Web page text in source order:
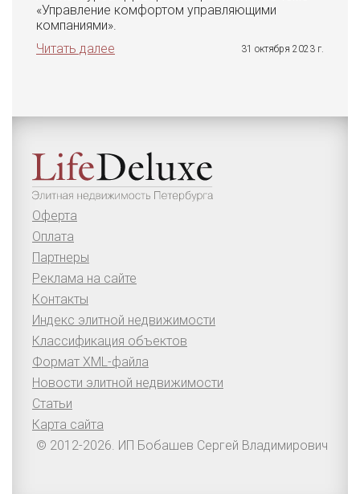
«Управление комфортом управляющими
компаниями».
Читать далее
31 октября 2023 г.
Оферта
Оплата
Партнеры
Реклама на сайте
Контакты
Индекс элитной недвижимости
Классификация объектов
Формат XML-файла
Новости элитной недвижимости
Статьи
Карта сайта
© 2012-2026. ИП Бобашев Сергей Владимирович